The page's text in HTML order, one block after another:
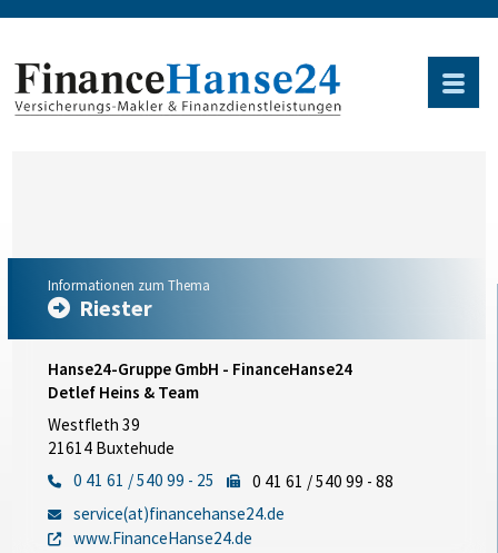
Informationen zum Thema
Riester
Hanse24-Gruppe GmbH - FinanceHanse24
Detlef Heins & Team
Westfleth 39
21614 Buxtehude
0 41 61 / 540 99 - 25
0 41 61 / 540 99 - 88
service(at)financehanse24.de
www.FinanceHanse24.de